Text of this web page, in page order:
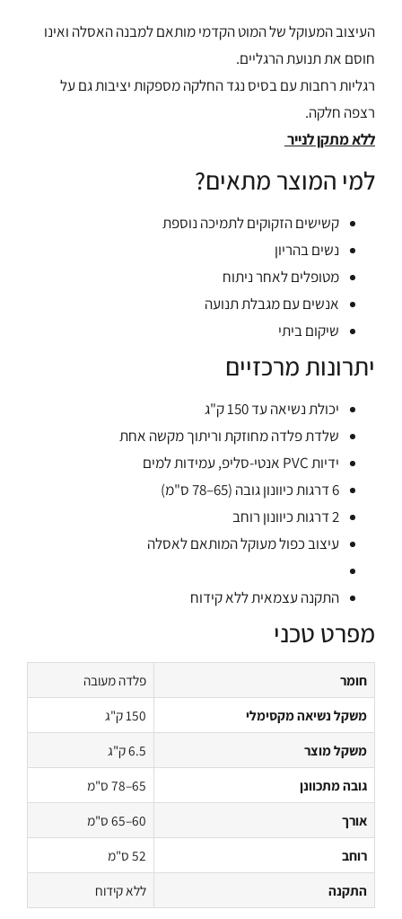
העיצוב המעוקל של המוט הקדמי מותאם למבנה האסלה ואינו
חוסם את תנועת הרגליים.
רגליות רחבות עם בסיס נגד החלקה מספקות יציבות גם על
רצפה חלקה.
ללא מתקן לנייר
למי המוצר מתאים?
קשישים הזקוקים לתמיכה נוספת
נשים בהריון
מטופלים לאחר ניתוח
אנשים עם מגבלת תנועה
שיקום ביתי
יתרונות מרכזיים
יכולת נשיאה עד 150 ק"ג
שלדת פלדה מחוזקת וריתוך מקשה אחת
ידיות PVC אנטי-סליפ, עמידות למים
6 דרגות כיוונון גובה (65–78 ס"מ)
2 דרגות כיוונון רוחב
עיצוב כפול מעוקל המותאם לאסלה
התקנה עצמאית ללא קידוח
מפרט טכני
חומר
פלדה מעובה
משקל נשיאה מקסימלי
150 ק"ג
משקל מוצר
6.5 ק"ג
גובה מתכוונן
65–78 ס"מ
אורך
60–65 ס"מ
רוחב
52 ס"מ
התקנה
ללא קידוח